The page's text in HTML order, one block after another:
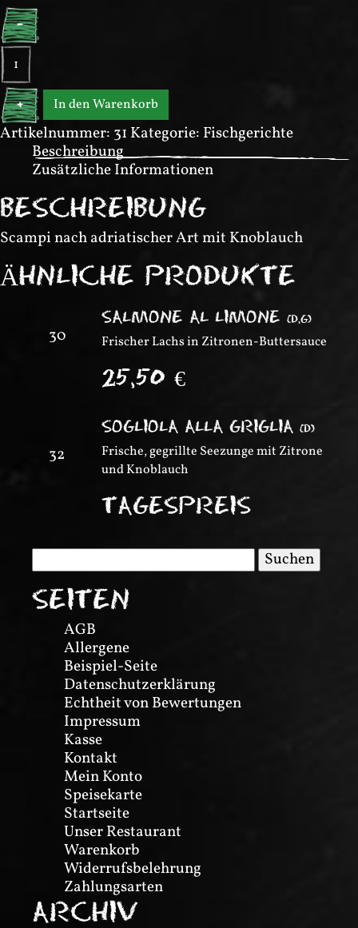
-
Scampi
dell’Adriatico
Menge
+ In den Warenkorb
Artikelnummer: 31 Kategorie: Fischgerichte
Beschreibung
Zusätzliche Informationen
BESCHREIBUNG
Scampi nach adriatischer Art mit Knoblauch
ÄHNLICHE PRODUKTE
30
SALMONE AL LIMONE (D,G)
Frischer Lachs in Zitronen-Buttersauce
25,50 €
32
SOGLIOLA ALLA GRIGLIA (D)
Frische, gegrillte Seezunge mit Zitrone
und Knoblauch
TAGESPREIS
nach:
SEITEN
AGB
Allergene
Beispiel-Seite
Datenschutzerklärung
Echtheit von Bewertungen
Impressum
Kasse
Kontakt
Mein Konto
Speisekarte
Startseite
Unser Restaurant
Warenkorb
Widerrufsbelehrung
Zahlungsarten
ARCHIV